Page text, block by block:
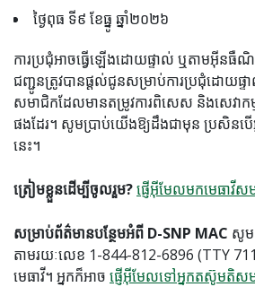
ថ្ងៃពុធ ទី៩ ខែធ្នូ ឆ្នាំ២០២៦
ការប្រជុំអាចធ្វើឡើងដោយផ្ទាល់ ឬតាមអ៊ីនធឺ
ជញ្ជូនត្រូវបានផ្តល់ជូនសម្រាប់ការប្រជុំដោយ
សមាជិកដែលមានតម្រូវការពិសេស និងសេវាកម្
ផងដែរ។ សូមប្រាប់យើងឱ្យដឹងជាមុន ប្រសិនបើអ្ន
នេះ។
ត្រៀមខ្លួនដើម្បីចូលរួម?ផ្ញើអ៊ីមែលមកមេធាវីសម
សម្រាប់ព័ត៌មានបន្ថែមអំពី D-SNP MAC សូម
តាមរយៈលេខ 1-844-812-6896 (TTY
មេធាវី។ អ្នកក៏អាច ផ្ញើអ៊ីមែលទៅអ្នកតស៊ូមតិស